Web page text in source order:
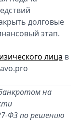
долговые
этап.
лица в
на
ФЗ по решению